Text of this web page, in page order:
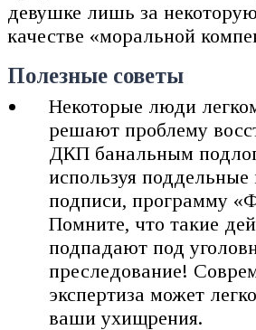
девушке лишь за
качестве «моральной
Полезные советы
Некоторые люди
решают проблему
ДКП банальным
используя поддельные
подписи, программу
Помните, что такие
подпадают под
преследование!
экспертиза может
ваши ухищрения.